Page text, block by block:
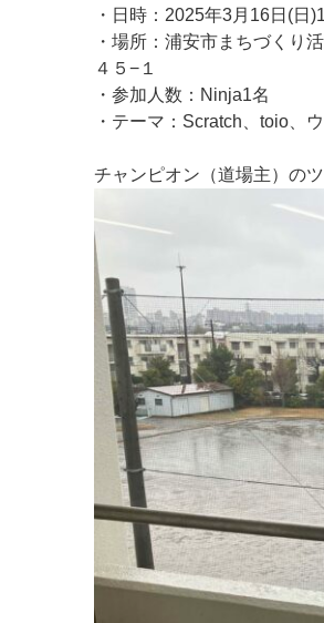
・日時：2025年3月16日(日
・場所：浦安市まちづくり
４５−１
・参加人数：Ninja1名
・テーマ：Scratch、toio、
チャンピオン（道場主）の